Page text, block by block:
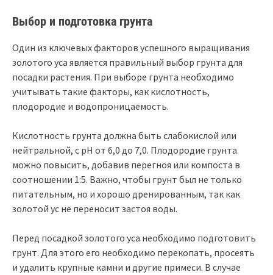
Выбор и подготовка грунта
Один из ключевых факторов успешного выращивания
золотого уса является правильный выбор грунта для
посадки растения. При выборе грунта необходимо
учитывать такие факторы, как кислотность,
плодородие и водопроницаемость.
Кислотность грунта должна быть слабокислой или
нейтральной, с pH от 6,0 до 7,0. Плодородие грунта
можно повысить, добавив перегноя или компоста в
соотношении 1:5. Важно, чтобы грунт был не только
питательным, но и хорошо дренированным, так как
золотой ус не переносит застоя воды.
Перед посадкой золотого уса необходимо подготовить
грунт. Для этого его необходимо перекопать, просеять
и удалить крупные камни и другие примеси. В случае